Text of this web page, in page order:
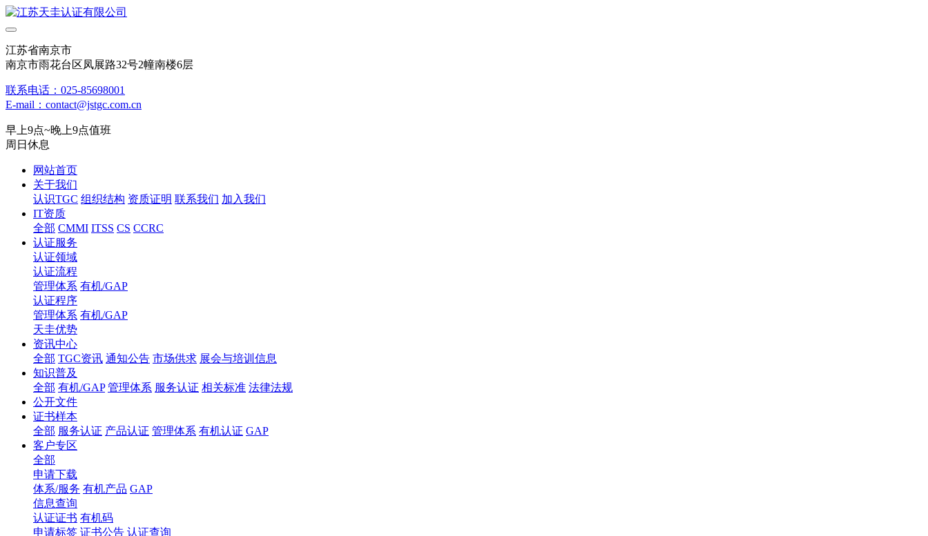
江苏省南京市
南京市雨花台区凤展路32号2幢南楼6层
联系电话：025-85698001
E-mail：contact@jstgc.com.cn
早上9点~晚上9点值班
周日休息
网站首页
关于我们
认识TGC 组织结构 资质证明 联系我们 加入我们
IT资质
全部 CMMI ITSS CS CCRC
认证服务
认证领域
认证流程
管理体系 有机/GAP
认证程序
管理体系 有机/GAP
天圭优势
资讯中心
全部 TGC资讯 通知公告 市场供求 展会与培训信息
知识普及
全部 有机/GAP 管理体系 服务认证 相关标准 法律法规
公开文件
证书样本
全部 服务认证 产品认证 管理体系 有机认证 GAP
客户专区
全部
申请下载
体系/服务 有机产品 GAP
信息查询
认证证书 有机码
申请标签 证书公告 认证查询